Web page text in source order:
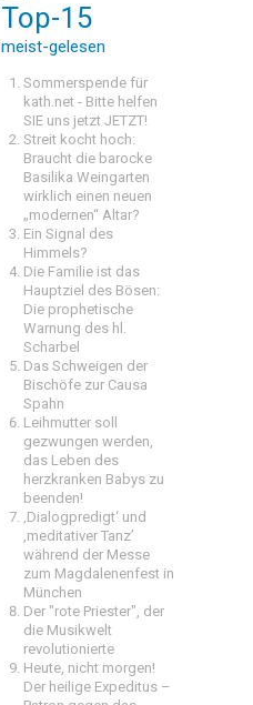
Top-15
meist-gelesen
Sommerspende für
kath.net - Bitte helfen
SIE uns jetzt JETZT!
Streit kocht hoch:
Braucht die barocke
Basilika Weingarten
wirklich einen neuen
„modernen“ Altar?
Ein Signal des
Himmels?
Die Familie ist das
Hauptziel des Bösen:
Die prophetische
Warnung des hl.
Scharbel
Das Schweigen der
Bischöfe zur Causa
Spahn
Leihmutter soll
gezwungen werden,
das Leben des
herzkranken Babys zu
beenden!
‚Dialogpredigt‘ und
‚meditativer Tanz’
während der Messe
zum Magdalenenfest in
München
Der "rote Priester", der
die Musikwelt
revolutionierte
Heute, nicht morgen!
Der heilige Expeditus –